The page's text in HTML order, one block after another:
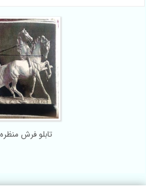
تابلو فرش منظره کد